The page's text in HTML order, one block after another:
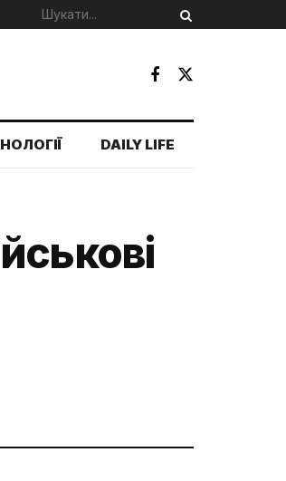
DAILY LIFE